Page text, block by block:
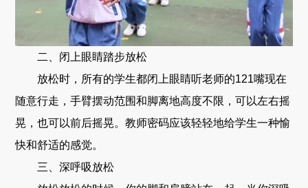
二、闭上眼睛踏步放松
放松时，所有的学生都闭上眼睛听老师的121嘴现在
随意行走，手臂摆动范围和脚离地高度不限，可以左右摇
晃，也可以前后摇晃。教师密码应该轻轻地给学生一种愉
快和舒适的感觉。
三、深呼吸放松